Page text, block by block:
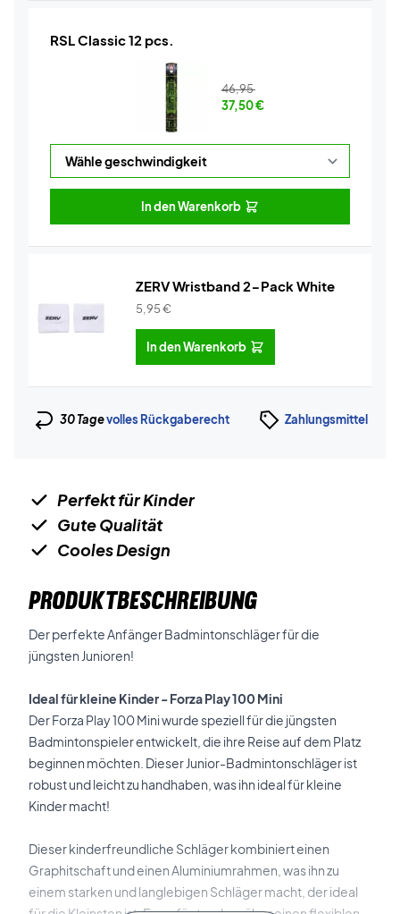
RSL Classic 12 pcs.
46,95
37,50€
In den Warenkorb
ZERV Wristband 2-Pack White
5,95€
In den Warenkorb
30 Tagevolles Rückgaberecht Zahlungsmittel
Perfekt für Kinder
Gute Qualität
Cooles Design
PRODUKTBESCHREIBUNG
Der perfekte Anfänger Badmintonschläger für die
jüngsten Junioren!
Ideal für kleine Kinder - Forza Play 100 Mini
Der Forza Play 100 Mini wurde speziell für die jüngsten
Badmintonspieler entwickelt, die ihre Reise auf dem Platz
beginnen möchten. Dieser Junior-Badmintonschläger ist
robust und leicht zu handhaben, was ihn ideal für kleine
Kinder macht!
Dieser kinderfreundliche Schläger kombiniert einen
Graphitschaft und einen Aluminiumrahmen, was ihn zu
einem starken und langlebigen Schläger macht, der ideal